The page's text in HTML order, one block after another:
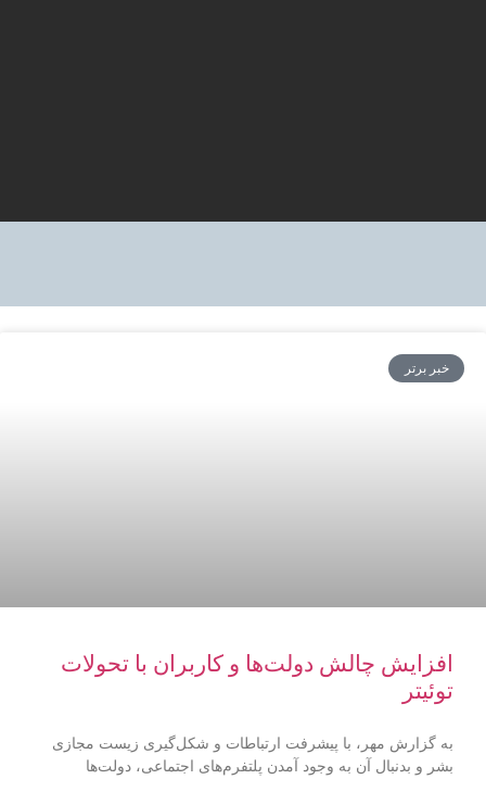
خبر برتر
افزایش چالش‌ دولت‌ها و کاربران با تحولات
توئیتر
به گزارش مهر، با پیشرفت ارتباطات و شکل‌گیری زیست مجازی
بشر و بدنبال آن به وجود آمدن پلتفرم‌های اجتماعی، دولت‌ها